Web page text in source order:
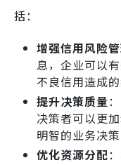
括：
增强信用风险
息，企业可以
不良信用造成的
提升决策质量
决策者可以更
明智的业务决策
优化资源分配